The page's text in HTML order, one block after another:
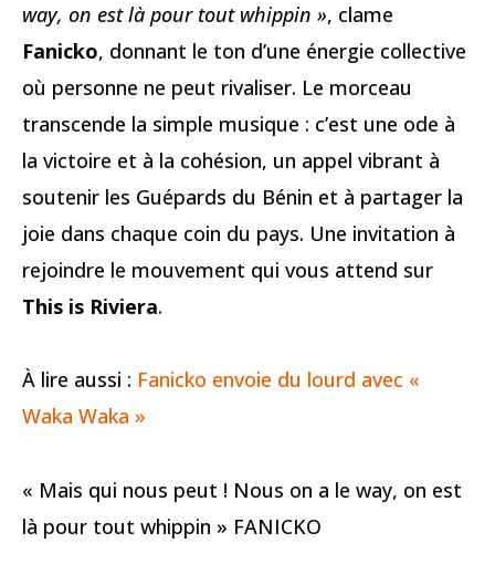
way, on est là pour tout whippin », clame
Fanicko, donnant le ton d’une énergie collective
où personne ne peut rivaliser. Le morceau
transcende la simple musique : c’est une ode à
la victoire et à la cohésion, un appel vibrant à
soutenir les Guépards du Bénin et à partager la
joie dans chaque coin du pays. Une invitation à
rejoindre le mouvement qui vous attend sur
This is Riviera.
À lire aussi : Fanicko envoie du lourd avec «
Waka Waka »
« Mais qui nous peut ! Nous on a le way, on est
là pour tout whippin » FANICKO